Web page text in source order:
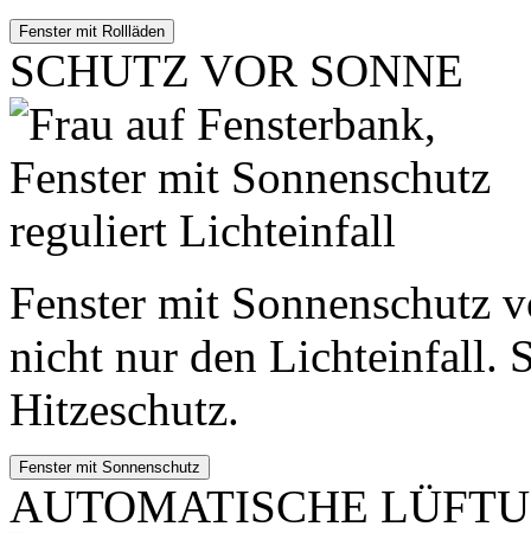
SCHUTZ VOR SONNE
Fenster mit Sonnenschutz
nicht nur den Lichteinfall.
Hitzeschutz.
AUTOMATISCHE